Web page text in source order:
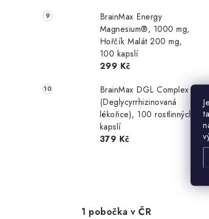
BrainMax Energy
Magnesium®, 1000 mg,
Hořčík Malát 200 mg,
100 kapslí
299 Kč
BrainMax DGL Complex
(Deglycyrrhizinovaná
lékořice), 100 rostlinných
kapslí
379 Kč
1 pobočka v ČR